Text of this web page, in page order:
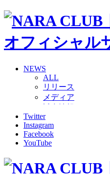
NEWS
ALL
リリース
メディア
グッズ
ファンコミュニティ
普及・育成
ホームタウン
その他
Twitter
Instagram
Facebook
YouTube